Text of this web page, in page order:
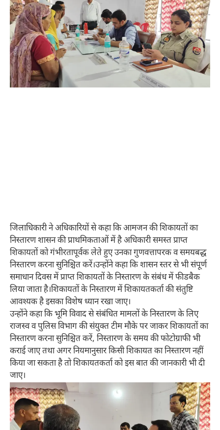
जिलाधिकारी ने अधिकारियों से कहा कि आमजन की शिकायतों का
निस्तारण शासन की प्राथमिकताओं में है अधिकारी समस्त प्राप्त
शिकायतों को गंभीरतापूर्वक लेते हुए उनका गुणवत्तापरक व समयबद्ध
निस्तारण करना सुनिश्चित करें।उन्होंने कहा कि शासन स्तर से भी संपूर्ण
समाधान दिवस में प्राप्त शिकायतों के निस्तारण के संबंध में फीडबैक
लिया जाता है।शिकायतों के निस्तारण में शिकायतकर्ता की संतुष्टि
आवश्यक है इसका विशेष ध्यान रखा जाए।
उन्होंने कहा कि भूमि विवाद से संबंधित मामलों के निस्तारण के लिए
राजस्व व पुलिस विभाग की संयुक्त टीम मौके पर जाकर शिकायतों का
निस्तारण करना सुनिश्चित करें, निस्तारण के समय की फोटोग्राफी भी
कराई जाए तथा अगर नियमानुसार किसी शिकायत का निस्तारण नहीं
किया जा सकता है तो शिकायतकर्ता को इस बात की जानकारी भी दी
जाए।